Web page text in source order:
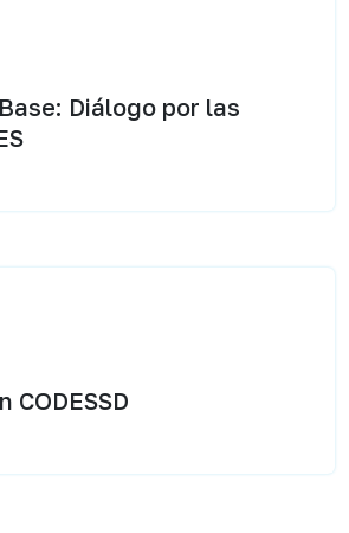
Diálogo por las
CODESSD